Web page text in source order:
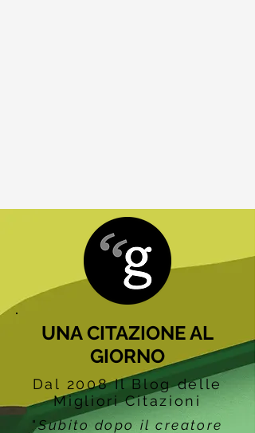
UNA CITAZIONE AL
GIORNO
Dal 2008 Il Blog delle
Migliori Citazioni
"Subito dopo il creatore